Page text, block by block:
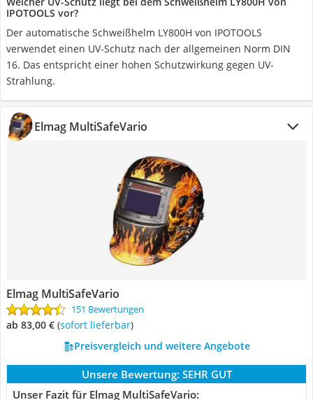
IPOTOOLS vor?
Der automatische Schweißhelm LY800H von IPOTOOLS
verwendet einen UV-Schutz nach der allgemeinen Norm ‎DIN
16. Das entspricht einer hohen Schutzwirkung gegen UV-
Strahlung.
Elmag MultiSafeVario
Elmag MultiSafeVario
151 Bewertungen
ab 83,00 € ( Sofort lieferbar)
Preisvergleich und weitere Angebote
Unsere Bewertung: SEHR GUT
Unser Fazit für Elmag MultiSafeVario: